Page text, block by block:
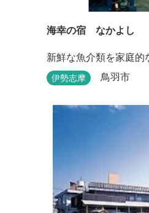
海幸の宿 なかよし
新鮮な魚介類を家庭的
伊勢志摩 鳥羽市